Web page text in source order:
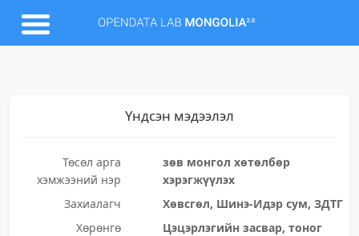
Үндсэн мэдээлэл
Төсөл арга
хэмжээний нэр
зөв монгол хөтөлбөр
хэрэгжүүлэх
Захиалагч
Хөвсгөл, Шинэ-Идэр сум, ЗДТГ
Хөрөнгө
Цэцэрлэгийн засвар, тоног